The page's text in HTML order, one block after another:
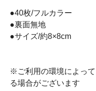
●40枚/フルカラー
●裏面無地
●サイズ/約8×8cm
※ご利用の環境によっ
る場合がございます